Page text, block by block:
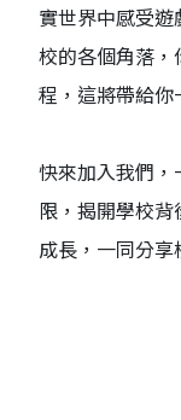
實世界中感受
校的各個角落
程，這將帶給你
快來加入我們
限，揭開學校
成長，一同分享